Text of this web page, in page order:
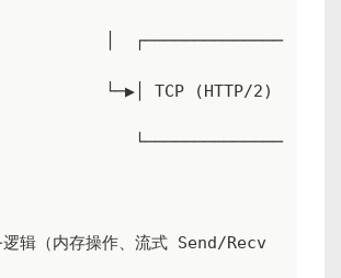
│  ┌──────────────
└─▶│ TCP (HTTP/2)
└──────────────
逻辑（内存操作、流式 Send/Recv